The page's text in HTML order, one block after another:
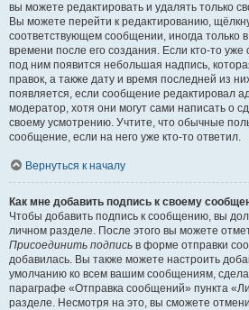
вы можете редактировать и удалять только
Вы можете перейти к редактированию,
соответствующем сообщении, иногда только
времени после его создания. Если кто-то
под ним появится небольшая надпись,
правок, а также дату и время последней из
появляется, если сообщение редактировал
модератор, хотя они могут сами написать о
своему усмотрению. Учтите, что обычные
сообщение, если на него уже кто-то ответил.
Вернуться к началу
Как мне добавить подпись к своему
Чтобы добавить подпись к сообщению, вы
личном разделе. После этого вы можете
Присоединить подпись в форме отправки
добавилась. Вы также можете настроить
умолчанию ко всем вашим сообщениям,
параграфе «Отправка сообщений» пункта
разделе. Несмотря на это, вы сможете